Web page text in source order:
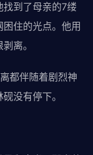
到了母亲的7缕
住的光点。他用
离。
都伴随着剧烈神
没有停下。